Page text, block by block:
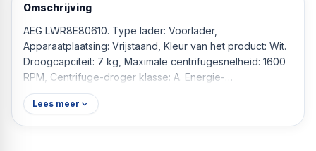
Omschrijving
AEG LWR8E80610. Type lader: Voorlader,
Apparaatplaatsing: Vrijstaand, Kleur van het product: Wit.
Droogcapciteit: 7 kg, Maximale centrifugesnelheid: 1600
RPM, Centrifuge-droger klasse: A. Energie-
efficiëntieklasse (wassen): A, Energie-efficiëntieklasse
(wassen en drogen): D, Water verbruik wassen: 51 l.
Diepte: 660 mm, Breedte: 597 mm, Hoogte: 847 mm
Lees meer